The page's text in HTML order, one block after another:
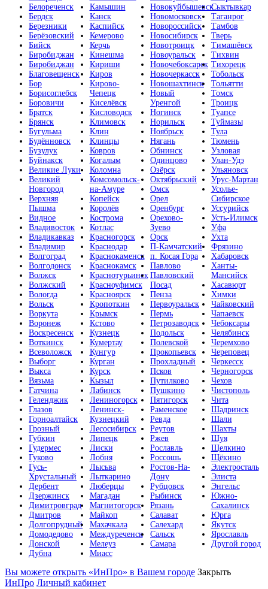
Белореченск
Бердск
Березники
Берёзовский
Бийск
Биробиджан
Биробиджан
Благовещенск
Бор
Борисоглебск
Боровичи
Братск
Брянск
Бугульма
Будённовск
Бузулук
Буйнакск
Великие Луки
Великий
Новгород
Верхняя
Пышма
Видное
Владивосток
Владикавказ
Владимир
Волгоград
Волгодонск
Волжск
Волжский
Вологда
Вольск
Воркута
Воронеж
Воскресенск
Воткинск
Всеволожск
Выборг
Выкса
Вязьма
Гатчина
Геленджик
Глазов
Горноалтайск
Грозный
Губкин
Гудермес
Гуково
Гусь-
Хрустальный
Дербент
Дзержинск
Димитровград
Дмитров
Долгопрудный
Домодедово
Донской
Дубна
Камышин
Канск
Каспийск
Кемерово
Керчь
Кинешма
Кириши
Киров
Кирово-
Чепецк
Киселёвск
Кисловодск
Климовск
Клин
Клинцы
Ковров
Когалым
Коломна
Комсомольск-
на-Амуре
Копейск
Королёв
Кострома
Котлас
Красногорск
Краснодар
Краснокаменск
Краснокамск
Краснотурьинск
Красноуфимск
Красноярск
Кропоткин
Крымск
Кстово
Кузнецк
Кумертау
Кунгур
Курган
Курск
Кызыл
Лабинск
Лениногорск
Ленинск-
Кузнецкий
Лесосибирск
Липецк
Лиски
Лобня
Лысьва
Лыткарино
Люберцы
Магадан
Магнитогорск
Майкоп
Махачкала
Междуреченск
Мелеуз
Миасс
Новокуйбышевск
Новомосковск
Новороссийск
Новосибирск
Новотроицк
Новоуральск
Новочебоксарск
Новочеркасск
Новошахтинск
Новый
Уренгой
Ногинск
Норильск
Ноябрьск
Нягань
Обнинск
Одинцово
Озёрск
Октябрьский
Омск
Орел
Оренбург
Орехово-
Зуево
Орск
П-Камчатский
п. Косая Гора
Павлово
Павловский
Посад
Пенза
Первоуральск
Пермь
Петрозаводск
Подольск
Полевской
Прокопьевск
Прохладный
Псков
Путилково
Пушкино
Пятигорск
Раменское
Ревда
Реутов
Ржев
Рославль
Россошь
Ростов-На-
Дону
Рубцовск
Рыбинск
Рязань
Салават
Салехард
Сальск
Самара
Сыктывкар
Таганрог
Тамбов
Тверь
Тимашёвск
Тихвин
Тихорецк
Тобольск
Тольятти
Томск
Троицк
Туапсе
Туймазы
Тула
Тюмень
Узловая
Улан-Удэ
Ульяновск
Урус-Мартан
Усолье-
Сибирское
Уссурийск
Усть-Илимск
Уфа
Ухта
Фрязино
Хабаровск
Ханты-
Мансийск
Хасавюрт
Химки
Чайковский
Чапаевск
Чебоксары
Челябинск
Черемхово
Череповец
Черкесск
Черногорск
Чехов
Чистополь
Чита
Шадринск
Шали
Шахты
Шуя
Щелкино
Щёкино
Электросталь
Элиста
Энгельс
Южно-
Сахалинск
Юрга
Якутск
Ярославль
Другой город
Вы можете открыть «ИнПро» в Вашем городе Закрыть
ИнПро Личный кабинет